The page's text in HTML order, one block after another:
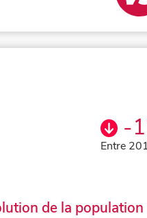
-
Entre
de la population